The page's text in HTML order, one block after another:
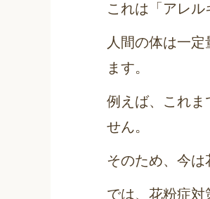
これは「アレル
人間の体は一
ます。
例えば、これま
せん。
そのため、今は
では、花粉症対